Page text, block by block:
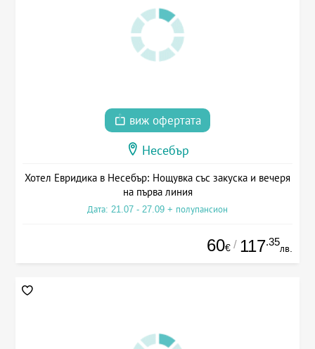
виж офертата
Несебър
Хотел Евридика в Несебър: Нощувка със закуска и вечеря
на първа линия
Дата: 21.07 - 27.09 + полупансион
60€ / 117.35
лв.